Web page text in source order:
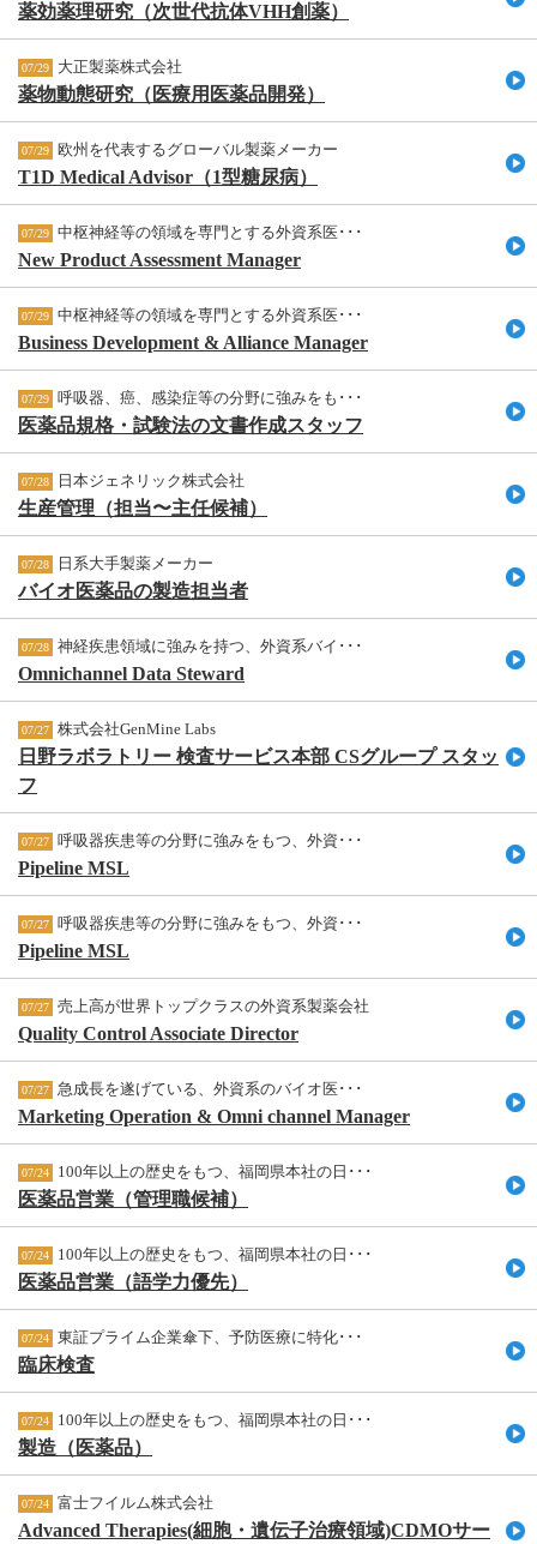
薬効薬理研究（次世代抗体VHH創薬）
07/29 大正製薬株式会社
薬物動態研究（医療用医薬品開発）
07/29 欧州を代表するグローバル製薬メーカー
T1D Medical Advisor（1型糖尿病）
07/29 中枢神経等の領域を専門とする外資系医･･･
New Product Assessment Manager
07/29 中枢神経等の領域を専門とする外資系医･･･
Business Development & Alliance Manager
07/29 呼吸器、癌、感染症等の分野に強みをも･･･
医薬品規格・試験法の文書作成スタッフ
07/28 日本ジェネリック株式会社
生産管理（担当〜主任候補）
07/28 日系大手製薬メーカー
バイオ医薬品の製造担当者
07/28 神経疾患領域に強みを持つ、外資系バイ･･･
Omnichannel Data Steward
07/27 株式会社GenMine Labs
日野ラボラトリー 検査サービス本部 CSグループ スタッ
フ
07/27 呼吸器疾患等の分野に強みをもつ、外資･･･
Pipeline MSL
07/27 呼吸器疾患等の分野に強みをもつ、外資･･･
Pipeline MSL
07/27 売上高が世界トップクラスの外資系製薬会社
Quality Control Associate Director
07/27 急成長を遂げている、外資系のバイオ医･･･
Marketing Operation & Omni channel Manager
07/24 100年以上の歴史をもつ、福岡県本社の日･･･
医薬品営業（管理職候補）
07/24 100年以上の歴史をもつ、福岡県本社の日･･･
医薬品営業（語学力優先）
07/24 東証プライム企業傘下、予防医療に特化･･･
臨床検査
07/24 100年以上の歴史をもつ、福岡県本社の日･･･
製造（医薬品）
07/24 富士フイルム株式会社
Advanced Therapies(細胞・遺伝子治療領域)CDMOサー